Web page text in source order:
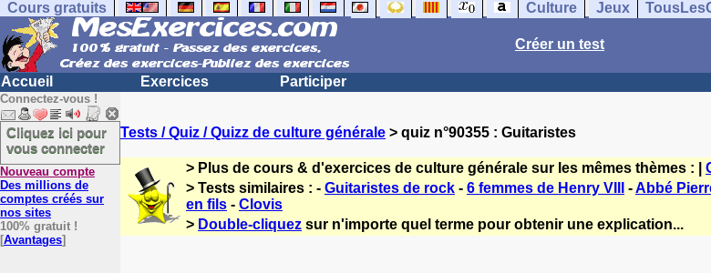
Cours gratuits Culture Jeux
Créer un test
Accueil Exercices Participer
Connectez-vous !
Cliquez ici pour
vous connecter
Nouveau compte
Des millions de
comptes créés sur
nos sites
100% gratuit !
[Avantages]
Tests / Quiz / Quizz de culture générale > quiz n°90355 : Guitaristes
> Plus de cours & d'exercices de culture générale sur les mêmes thèmes : |
> Tests similaires : - Guitaristes de rock - 6 femmes de Henry VIII -Abbé
en fils - Clovis
> Double-cliquez sur n'importe quel terme pour obtenir une explication...